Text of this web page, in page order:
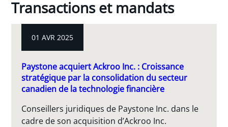
Transactions et mandats
01 AVR 2025
Paystone acquiert Ackroo Inc. : Croissance
stratégique par la consolidation du secteur
canadien de la technologie financière
Conseillers juridiques de Paystone Inc. dans le
cadre de son acquisition d’Ackroo Inc.